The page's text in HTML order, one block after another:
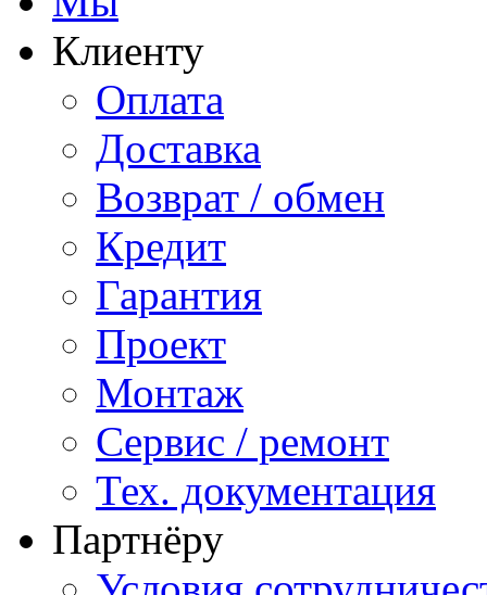
Клиенту
Оплата
Доставка
Возврат / обмен
Кредит
Гарантия
Проект
Монтаж
Сервис / ремонт
Тех. документация
Партнёру